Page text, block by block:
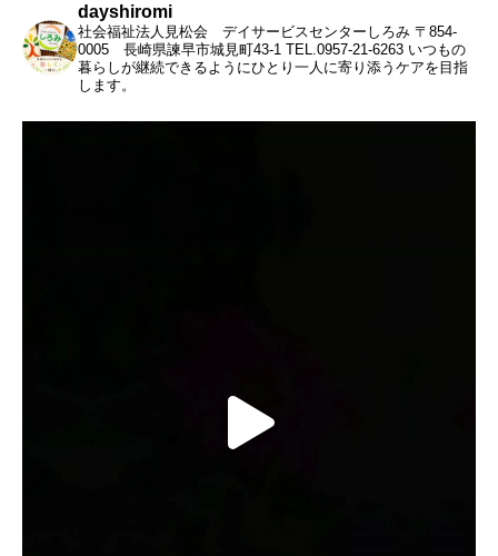
dayshiromi
社会福祉法人見松会 デイサービスセンターしろみ 〒854-
0005 長崎県諫早市城見町43-1 TEL.0957-21-6263 いつもの
暮らしが継続できるようにひとり一人に寄り添うケアを目指
します。